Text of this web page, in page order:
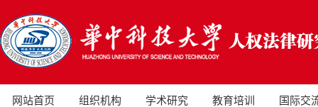
网站首页 组织机构 学术研究 教育培训 国际交